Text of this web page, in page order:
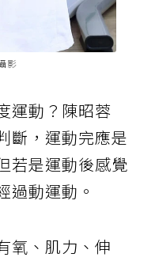
影
運動？陳昭蓉
斷，運動完應是
若是運動後感覺
過動運動。
氧、肌力、伸